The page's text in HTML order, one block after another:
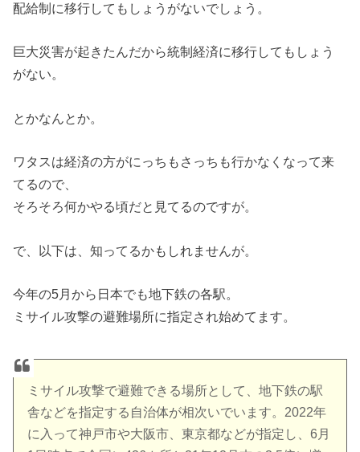
配給制に移行してもしょうがないでしょう。
巨大災害が起きたんだから統制経済に移行してもしょう
がない。
とかなんとか。
ワタスは経済の方がにっちもさっちも行かなくなって来
てるので、
そろそろ何かやる頃だと見てるのですが。
で、以下は、知ってるかもしれませんが。
今年の5月から日本でも地下鉄の各駅。
ミサイル攻撃の避難場所に指定され始めてます。
ミサイル攻撃で避難できる場所として、地下鉄の駅
舎などを指定する自治体が相次いでいます。2022年
に入って神戸市や大阪市、東京都などが指定し、6月